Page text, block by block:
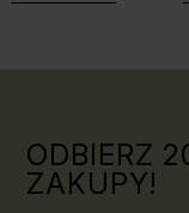
ODBIERZ
ZAKUPY!